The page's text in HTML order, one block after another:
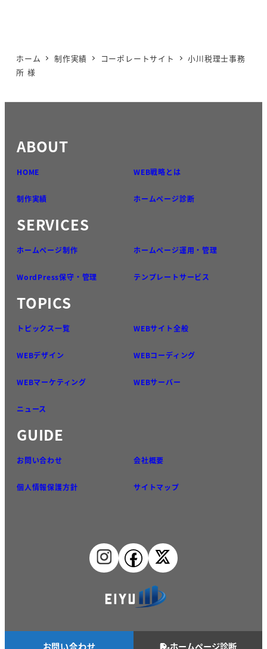
ホーム 制作実績 コーポレートサイト
小川税理士事務
所 様
ABOUT
HOME WEB戦略とは
制作実績 ホームページ診断
SERVICES
ホームページ制作 ホームページ運用・管理
WordPress保守・管理 テンプレートサービス
TOPICS
トピックス一覧 WEBサイト全般
WEBデザイン WEBコーディング
WEBマーケティング WEBサーバー
ニュース
GUIDE
お問い合わせ 会社概要
個人情報保護方針 サイトマップ